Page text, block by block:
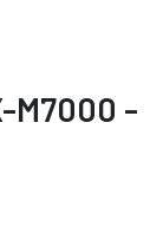
M7000 -